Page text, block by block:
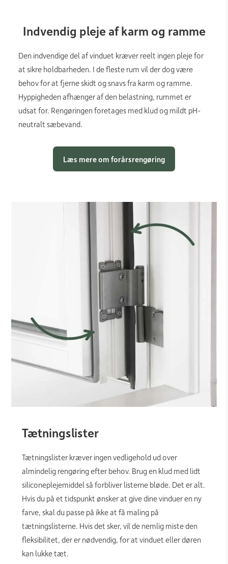
Indvendig pleje af karm og ramme
Den indvendige del af vinduet kræver reelt ingen pleje for
at sikre holdbarheden. I de fleste rum vil der dog være
behov for at fjerne skidt og snavs fra karm og ramme.
Hyppigheden afhænger af den belastning, rummet er
udsat for. Rengøringen foretages med klud og mildt pH-
neutralt sæbevand.
Læs mere om forårsrengøring
Tætningslister
Tætningslister kræver ingen vedligehold ud over
almindelig rengøring efter behov. Brug en klud med lidt
siliconeplejemiddel så forbliver listerne bløde. Det er alt.
Hvis du på et tidspunkt ønsker at give dine vinduer en ny
farve, skal du passe på ikke at få maling på
tætningslisterne. Hvis det sker, vil de nemlig miste den
fleksibilitet, der er nødvendig, for at vinduet eller døren
kan lukke tæt.